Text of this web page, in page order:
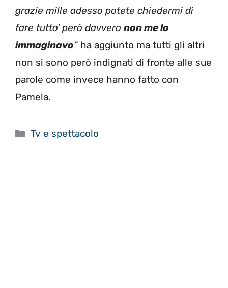
grazie mille adesso potete chiedermi di
fare tutto’ però davvero non me lo
immaginavo”ha aggiunto ma tutti gli altri
non si sono però indignati di fronte alle sue
parole come invece hanno fatto con
Pamela.
Categorie
Tv e spettacolo